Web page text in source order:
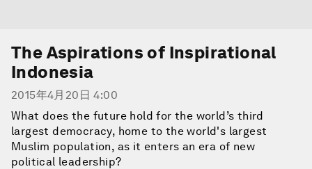
The Aspirations of Inspirational
Indonesia
2015年4月20日 4:00
What does the future hold for the world’s third
largest democracy, home to the world's largest
Muslim population, as it enters an era of new
political leadership?